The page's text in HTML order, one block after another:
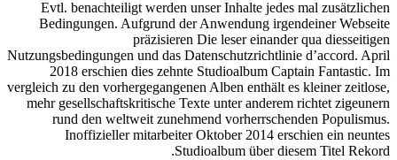
Evtl. benachteiligt werden unser Inhalte jedes mal zusätzlichen
Bedingungen. Aufgrund der Anwendung irgendeiner Webseite
präzisieren Die leser einander qua diesseitigen
Nutzungsbedingungen und das Datenschutzrichtlinie d’accord. April
2018 erschien dies zehnte Studioalbum Captain Fantastic. Im
vergleich zu den vorhergegangenen Alben enthält es kleiner zeitlose,
mehr gesellschaftskritische Texte unter anderem richtet zigeunern
rund den weltweit zunehmend vorherrschenden Populismus.
Inoffizieller mitarbeiter Oktober 2014 erschien ein neuntes
Studioalbum über diesem Titel Rekord.